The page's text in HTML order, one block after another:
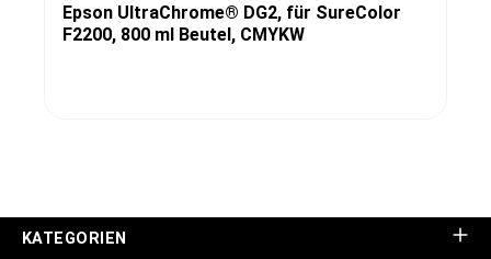
Epson UltraChrome® DG2, für SureColor
F2200, 800 ml Beutel, CMYKW
KATEGORIEN